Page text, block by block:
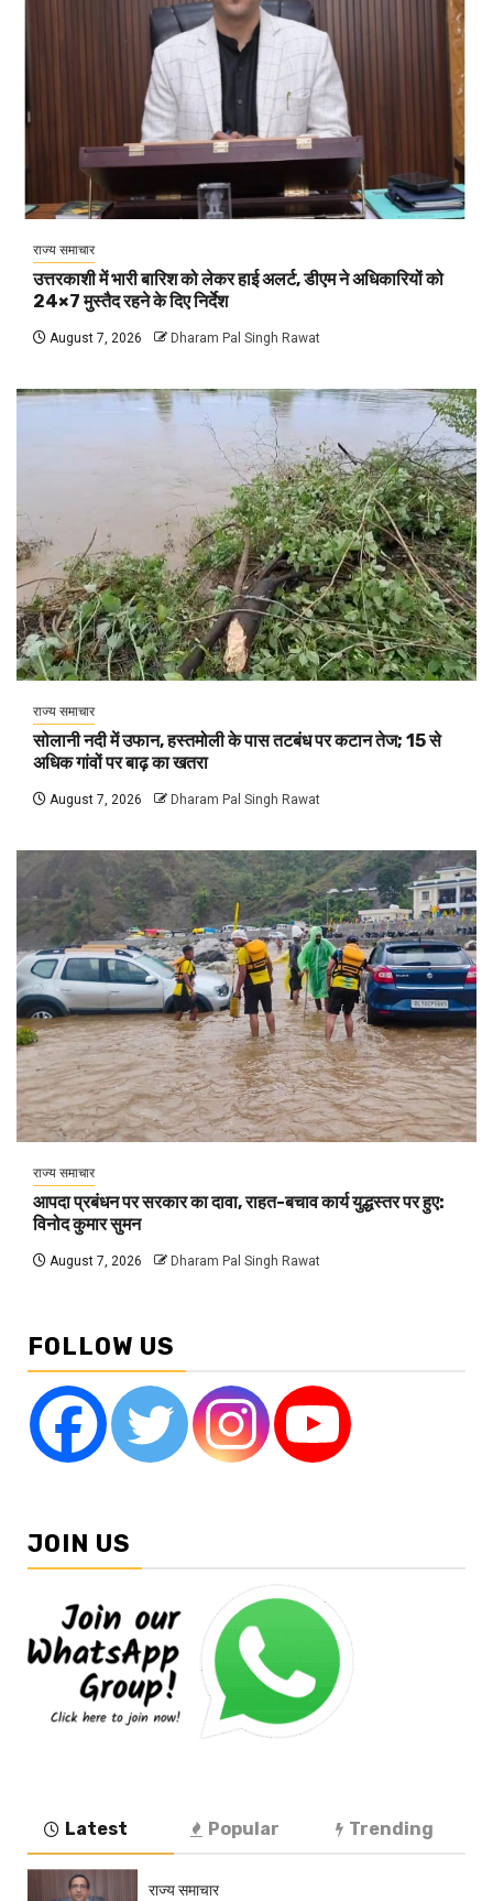
राज्य समाचार
उत्तरकाशी में भारी बारिश को लेकर हाई अलर्ट, डीएम ने अधिकारियों को
24×7 मुस्तैद रहने के दिए निर्देश
August 7, 2026 Dharam Pal Singh Rawat
राज्य समाचार
सोलानी नदी में उफान, हस्तमोली के पास तटबंध पर कटान तेज; 15 से
अधिक गांवों पर बाढ़ का खतरा
August 7, 2026 Dharam Pal Singh Rawat
राज्य समाचार
आपदा प्रबंधन पर सरकार का दावा, राहत-बचाव कार्य युद्धस्तर पर हुए:
विनोद कुमार सुमन
August 7, 2026 Dharam Pal Singh Rawat
FOLLOW US
JOIN US
Latest Popular Trending
राज्य समाचार